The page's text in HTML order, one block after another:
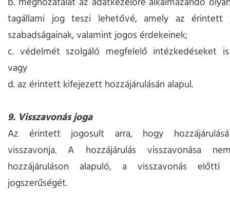
tagállami jog teszi lehetővé, amely az érintett
szabadságainak, valamint jogos érdekeinek;
c. védelmét szolgáló megfelelő intézkedéseket
vagy
d. az érintett kifejezett hozzájárulásán alapul.
9. Visszavonás joga
Az érintett jogosult arra, hogy
visszavonja. A hozzájárulás visszavonása
hozzájáruláson alapuló, a visszavonás előtti
jogszerűségét.